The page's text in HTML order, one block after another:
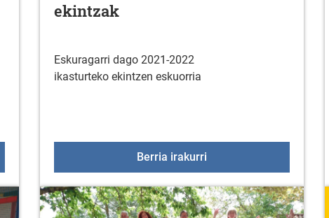
ekintzak
Eskuragarri dago 2021-2022
ikasturteko ekintzen eskuorria
Berria irakurri2022-2023ko kultura eta